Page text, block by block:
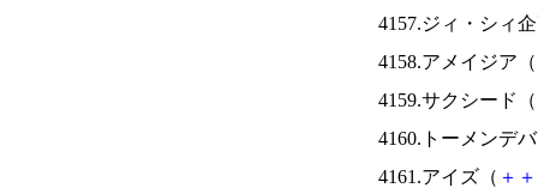
4157.ジィ・シィ
4158.アメイジア（
4159.サクシード（
4160.トーメンデ
4161.アイズ（ ＋ ＋